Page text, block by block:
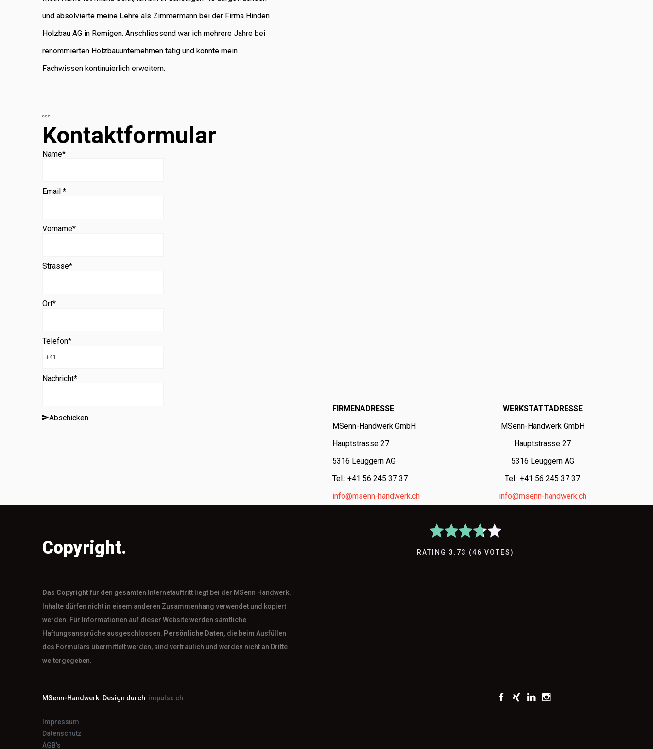
und absolvierte meine Lehre als Zimmermann bei der Firma Hinden
Holzbau AG in Remigen. Anschliessend war ich mehrere Jahre bei
renommierten Holzbauunternehmen tätig und konnte mein
Fachwissen kontinuierlich erweitern.
grossen Wert auf
Zuverlässigkeit
Kontaktformular
Name*
Email *
Vorname*
Strasse*
Ort*
Telefon*
Nachricht*
Abschicken
FIRMENADRESSE
MSenn-Handwerk GmbH
Hauptstrasse 27
5316 Leuggern AG
Tel.: +41 56 245 37 37
info@msenn-handwerk.ch
WERKSTATTADRESSE
MSenn-Handwerk GmbH
Hauptstrasse 27
5316 Leuggern AG
Tel.: +41 56 245 37 37
info@msenn-handwerk.ch
Copyright.
Das Copyrightfür den gesamten Internetauftritt liegt bei der MSenn Handwerk.
Inhalte dürfen nicht in einem anderen Zusammenhang verwendet und kopiert
werden. Für Informationen auf dieser Website werden sämtliche
Haftungsansprüche ausgeschlossen. Persönliche Daten, die beim Ausfüllen
des Formulars übermittelt werden, sind vertraulich und werden nicht an Dritte
weitergegeben.
RATING3.73 (46 VOTES)
MSenn-Handwerk. Design durch impulsx.ch
Impressum
Datenschutz
AGB's